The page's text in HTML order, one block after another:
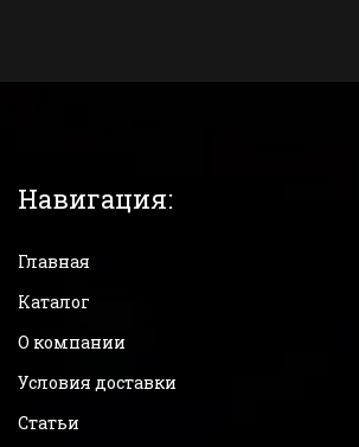
Навигация:
Главная
Каталог
О компании
Условия доставки
Статьи